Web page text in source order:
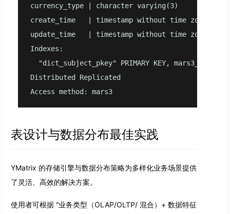
currency_type | character varying(3)
create_time   | timestamp without time
update_time   | timestamp without time
Indexes:
"dict_subject_pkey" PRIMARY KEY, mars3_btree
Distributed Replicated
Access method: mars3
表设计与数据分布最佳实践
YMatrix 的存储引擎与数据分布策略为多样化业务场景提供
了灵活、高效的解决方案。
使用者可根据 “业务类型（OLAP/OLTP/ 混合）+ 数据特征